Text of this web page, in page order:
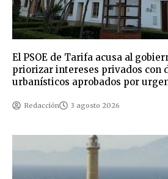
El PSOE de Tarifa acusa al
priorizar intereses privados con
urbanísticos aprobados por
Redacción 3 agosto 2026